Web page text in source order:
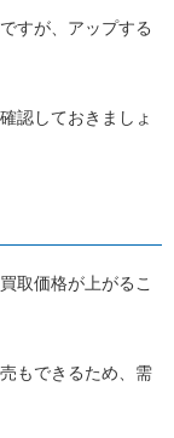
すが、アップする
認しておきましょ
取価格が上がるこ
もできるため、需